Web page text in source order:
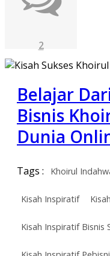
2
Belajar
Bisnis
Dunia
Tags : Khoirul
Kisah Inspiratif
Kisah Inspiratif Bisnis